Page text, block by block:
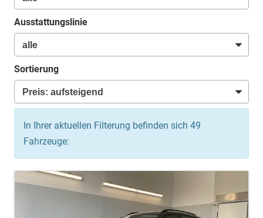
Ausstattungslinie
Sortierung
In Ihrer aktuellen Filterung befinden sich 49
Fahrzeuge: